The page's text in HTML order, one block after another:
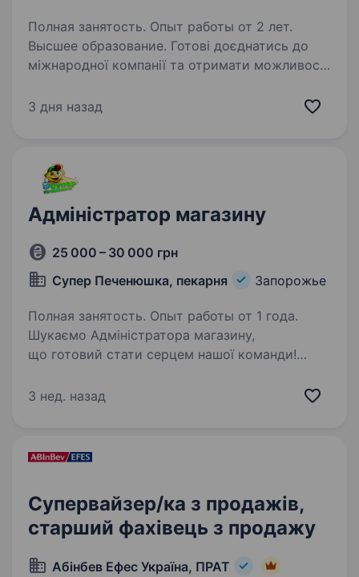
Полная занятость. Опыт работы от 2 лет.
Высшее образование. Готові доєднатись до
міжнародної компанії та отримати можливості
Ви отримаєте наставництво від працівників
3 дня назад
Адміністратор магазину
25 000 – 30 000 грн
Супер Печенюшка, пекарня
Запорожье
Полная занятость. Опыт работы от 1 года.
Шукаємо Адміністратора магазину,
що готовий стати серцем нашої команди!
лідерськими якостями? Хочете працювати
3 нед. назад
Супервайзер/ка з продажів,
старший фахівець з продажу
Абінбев Ефес Україна, ПРАТ